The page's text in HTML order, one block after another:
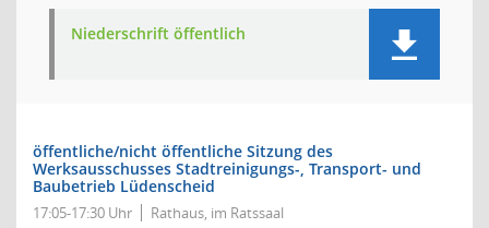
Niederschrift öffentlich
öffentliche/nicht öffentliche Sitzung des
Werksausschusses Stadtreinigungs-, Transport- und
Baubetrieb Lüdenscheid
17:05-17:30 Uhr Rathaus, im Ratssaal